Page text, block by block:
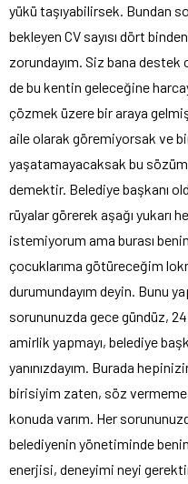
yükü taşıyabilirsek. Bundan
bekleyen CV sayısı dört
zorundayım. Siz bana destek
de bu kentin geleceğine
çözmek üzere bir araya
aile olarak göremiyorsak ve
yaşatamayacaksak bu
demektir. Belediye başkanı
rüyalar görerek aşağı yukarı
istemiyorum ama burası
çocuklarıma götüreceğim
durumundayım deyin. Bunu
sorununuzda gece gündüz, 24
amirlik yapmayı, belediye
yanınızdayım. Burada
birisiyim zaten, söz
konuda varım. Her
belediyenin yönetiminde
enerjisi, deneyimi neyi